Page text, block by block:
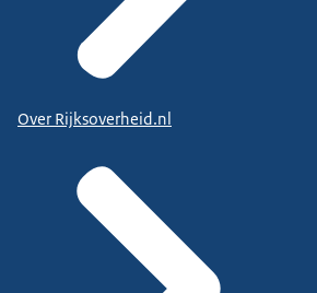
Over Rijksoverheid.nl